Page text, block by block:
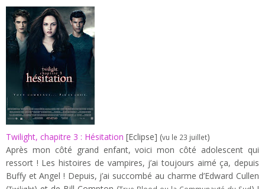
Twilight, chapitre 3 : Hésitation [Eclipse] (vu le 23 juillet)
Après mon côté grand enfant, voici mon côté adolescent qui
ressort ! Les histoires de vampires, j’ai toujours aimé ça, depuis
Buffy et Angel ! Depuis, j’ai succombé au charme d’Edward Cullen